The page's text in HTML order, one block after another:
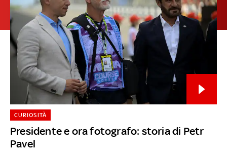
Presidente e ora fotografo: storia di Petr
Pavel
CURIOSITÀ